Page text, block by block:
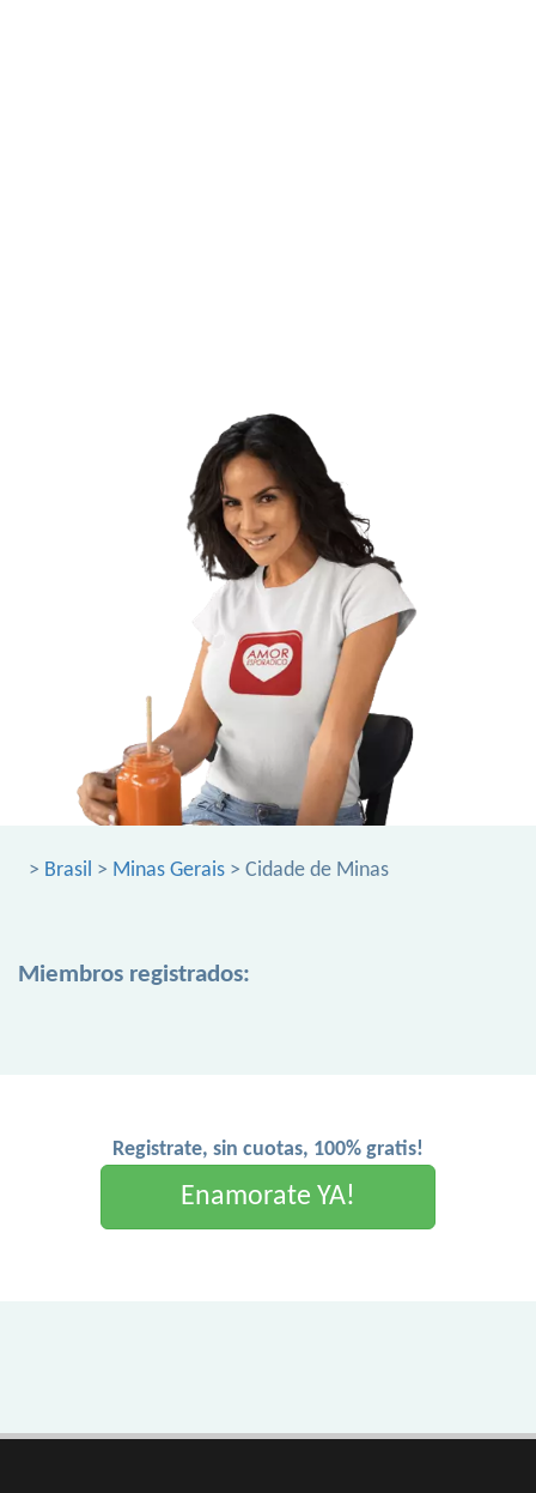
> Brasil > Minas Gerais > Cidade de Minas
Miembros registrados:
Registrate, sin cuotas, 100% gratis!
Enamorate YA!